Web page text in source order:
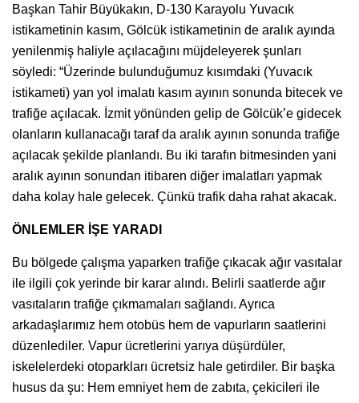
Başkan Tahir Büyükakın, D-130 Karayolu Yuvacık
istikametinin kasım, Gölcük istikametinin de aralık ayında
yenilenmiş haliyle açılacağını müjdeleyerek şunları
söyledi: “Üzerinde bulunduğumuz kısımdaki (Yuvacık
istikameti) yan yol imalatı kasım ayının sonunda bitecek ve
trafiğe açılacak. İzmit yönünden gelip de Gölcük’e gidecek
olanların kullanacağı taraf da aralık ayının sonunda trafiğe
açılacak şekilde planlandı. Bu iki tarafın bitmesinden yani
aralık ayının sonundan itibaren diğer imalatları yapmak
daha kolay hale gelecek. Çünkü trafik daha rahat akacak.
ÖNLEMLER İŞE YARADI
Bu bölgede çalışma yaparken trafiğe çıkacak ağır vasıtalar
ile ilgili çok yerinde bir karar alındı. Belirli saatlerde ağır
vasıtaların trafiğe çıkmamaları sağlandı. Ayrıca
arkadaşlarımız hem otobüs hem de vapurların saatlerini
düzenlediler. Vapur ücretlerini yarıya düşürdüler,
iskelelerdeki otoparkları ücretsiz hale getirdiler. Bir başka
husus da şu: Hem emniyet hem de zabıta, çekicileri ile